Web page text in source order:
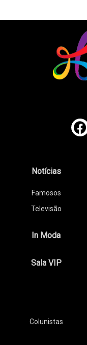
Notícias
Famosos
Televisão
In Moda
Sala VIP
Colunistas